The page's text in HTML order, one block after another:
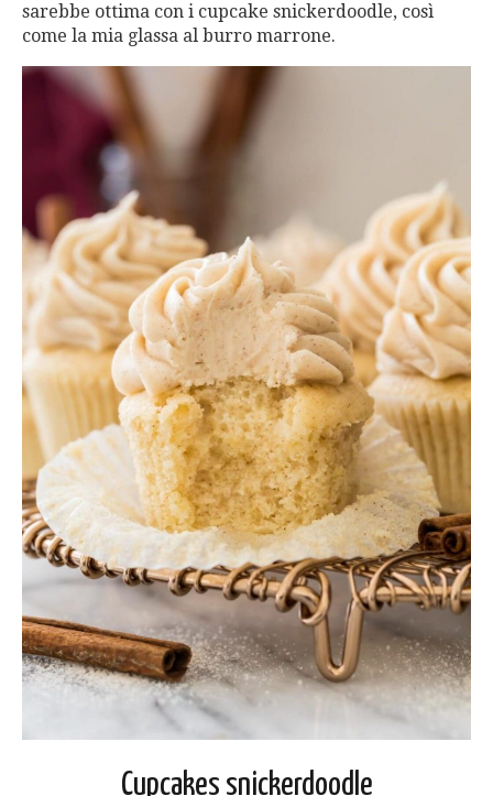
sarebbe ottima con i cupcake snickerdoodle, così
come la mia glassa al burro marrone.
Cupcakes snickerdoodle